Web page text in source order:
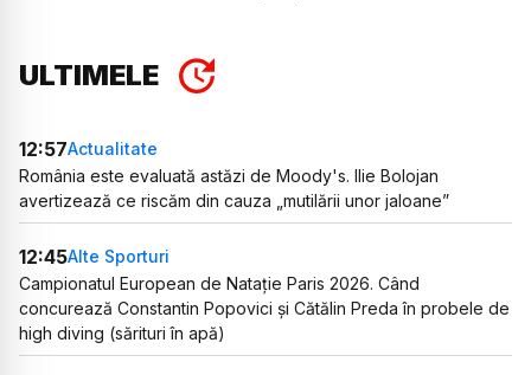
ULTIMELE
12:57Actualitate
România este evaluată astăzi de Moody's. Ilie Bolojan
avertizează ce riscăm din cauza „mutilării unor jaloane”
12:45Alte Sporturi
Campionatul European de Natație Paris 2026. Când
concurează Constantin Popovici și Cătălin Preda în probele de
high diving (sărituri în apă)